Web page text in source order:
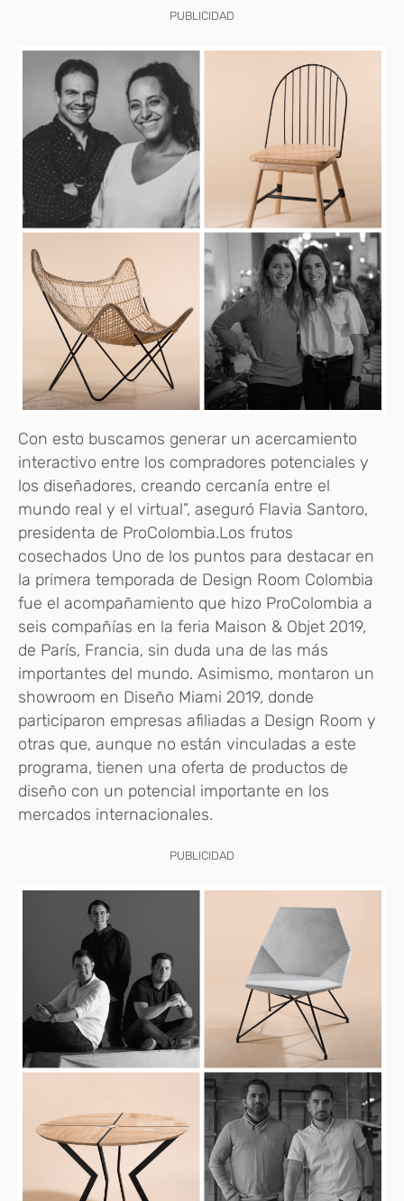
PUBLICIDAD
Con esto buscamos generar un acercamiento
interactivo entre los compradores potenciales y
los diseñadores, creando cercanía entre el
mundo real y el virtual”, aseguró Flavia Santoro,
presidenta de ProColombia.Los frutos
cosechados Uno de los puntos para destacar en
la primera temporada de Design Room Colombia
fue el acompañamiento que hizo ProColombia a
seis compañías en la feria Maison & Objet 2019,
de París, Francia, sin duda una de las más
importantes del mundo. Asimismo, montaron un
showroom en Diseño Miami 2019, donde
participaron empresas afiliadas a Design Room y
otras que, aunque no están vinculadas a este
programa, tienen una oferta de productos de
diseño con un potencial importante en los
mercados internacionales.
PUBLICIDAD